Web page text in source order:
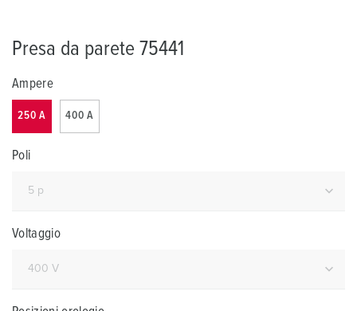
Presa da parete 75441
Ampere
250 A 400 A
Poli
Voltaggio